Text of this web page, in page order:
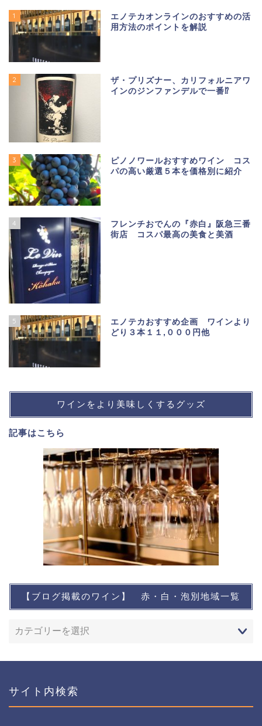
1
エノテカオンラインのおすすめの活
用方法のポイントを解説
2
ザ・プリズナー、カリフォルニアワ
インのジンファンデルで一番⁉
3
ピノノワールおすすめワイン コス
パの高い厳選５本を価格別に紹介
4
フレンチおでんの『赤白』阪急三番
街店 コスパ最高の美食と美酒
5
エノテカおすすめ企画 ワインより
どり３本１１,０００円他
ワインをより美味しくするグッズ
記事はこちら
【ブログ掲載のワイン】 赤・白・泡別地域一覧
サイト内検索
想い出に残るワイン